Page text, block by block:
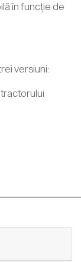
în funcție de
versiuni: